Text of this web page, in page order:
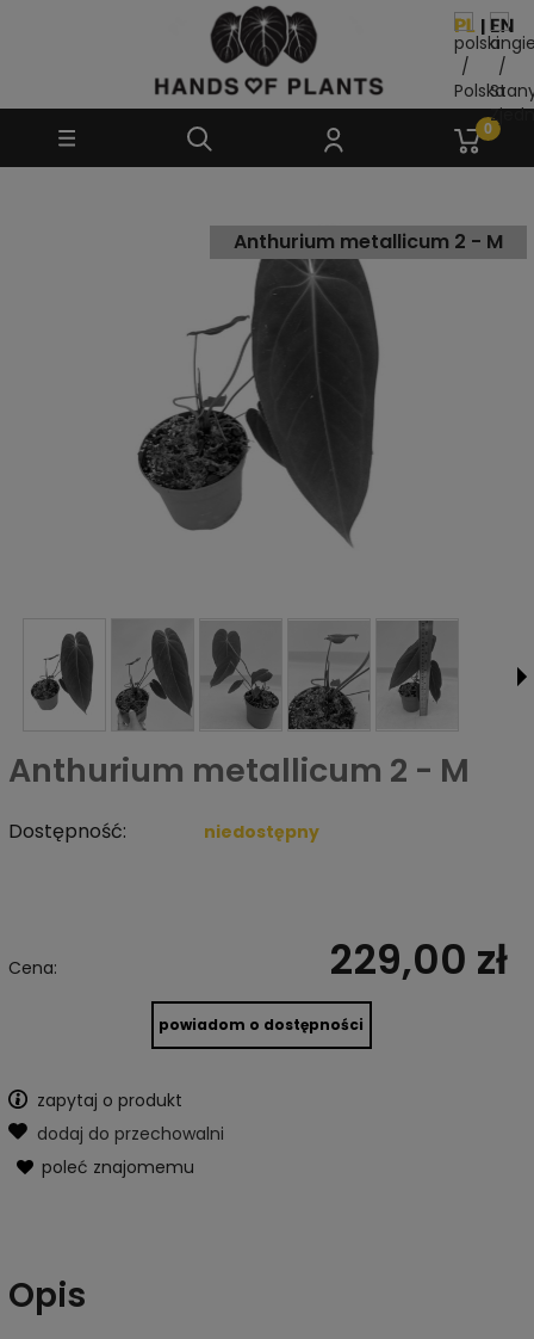
Anthurium metallicum 2 - M
Anthurium metallicum 2 - M
Dostępność: niedostępny
Cena: 229,00 zł
powiadom o dostępności
zapytaj o produkt
dodaj do przechowalni
poleć znajomemu
Opis